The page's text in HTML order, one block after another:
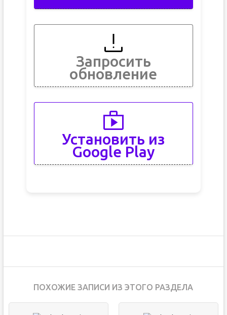
Запросить
обновление
Установить из
Google Play
ПОХОЖИЕ ЗАПИСИ ИЗ ЭТОГО РАЗДЕЛА